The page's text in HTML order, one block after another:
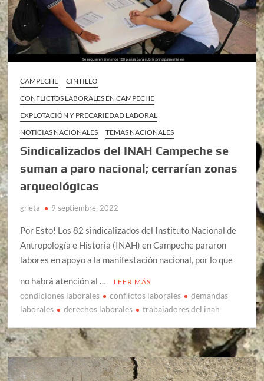
CAMPECHE
CINTILLO
CONFLICTOS LABORALES EN CAMPECHE
EXPLOTACIÓN Y PRECARIEDAD LABORAL
NOTICIAS NACIONALES
TEMAS NACIONALES
Sindicalizados del INAH Campeche se
suman a paro nacional; cerrarían zonas
arqueológicas
grieta 9 septiembre, 2022
Por Esto! Los 82 sindicalizados del Instituto Nacional de
Antropología e Historia (INAH) en Campeche pararon
labores en apoyo a la manifestación nacional, por lo que
no habrá atención al …
LEER MÁS
condiciones laborales conflictos laborales
demandas
laborales
derechos laborales trabajadores del inah